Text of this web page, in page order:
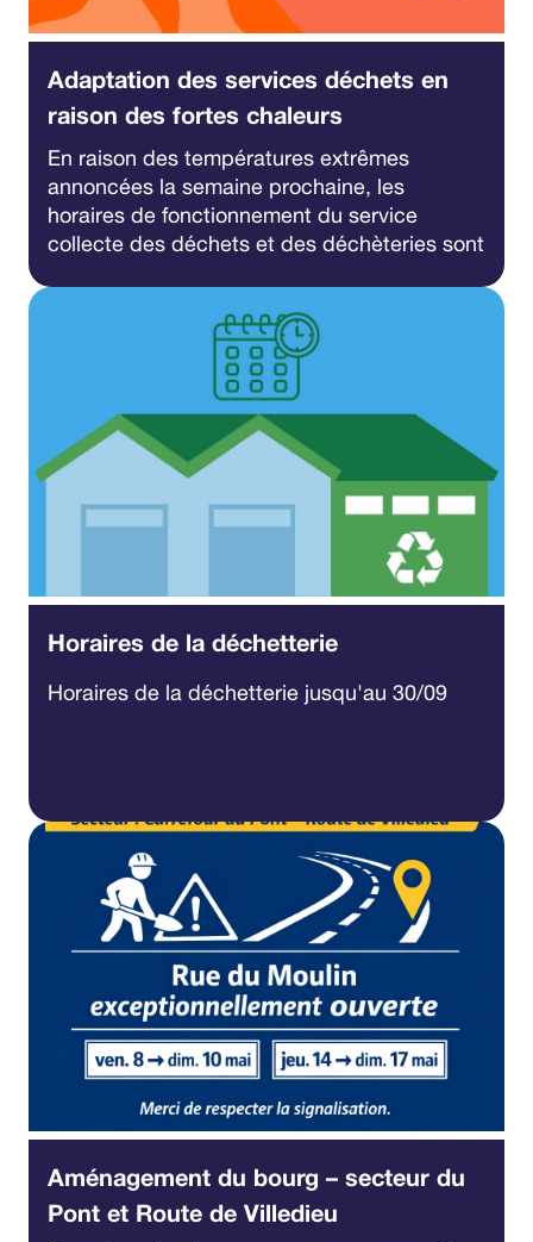
Adaptation des services déchets en
raison des fortes chaleurs
En raison des températures extrêmes
annoncées la semaine prochaine, les
horaires de fonctionnement du service
collecte des déchets et des déchèteries sont
Horaires de la déchetterie
Horaires de la déchetterie jusqu'au 30/09
Aménagement du bourg – secteur du
Pont et Route de Villedieu